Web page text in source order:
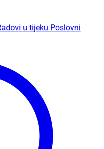
u tijeku Poslovni